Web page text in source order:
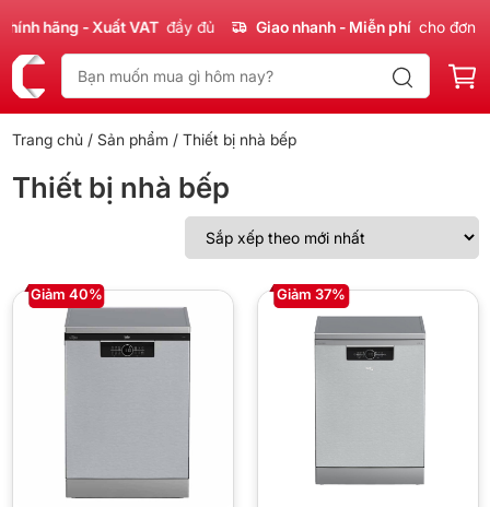
hãng - Xuất VAT đầy đủ Giao nhanh - Miễn phí cho đơn
Trang chủ / Sản phẩm / Thiết bị nhà bếp
Thiết bị nhà bếp
Giảm 40% Giảm 37%